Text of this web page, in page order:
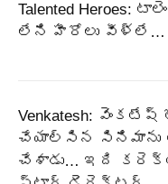
Talented Heroes:
లేని హీరోలు వీళ్లే…
Venkatesh: వెంకటేష్
చేయాల్సిన సినిమాను
చేశాడు… ఇది